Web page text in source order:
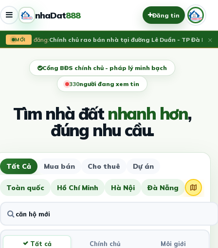
nhaDat888 Đăng tin
MỚI
Vừa đăng:Chính chủ rao bán nhà tại đường Lê Duẩn - TP Đà Nẵng;
×
Cổng BĐS chính chủ - pháp lý minh bạch
330người đang xem tin
Tìm nhà đấtnhanh hơn,
đúng nhu cầu.
Tất Cả Mua bán Cho thuê Dự án
Toàn quốc Hồ Chí Minh Hà Nội Đà Nẵng
Tất cả Chính chủ Môi giới